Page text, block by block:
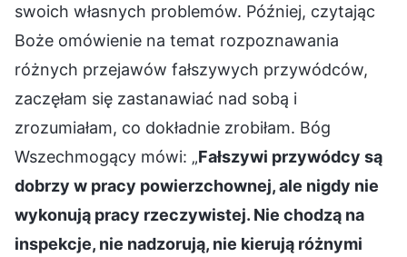
swoich własnych problemów. Później, czytając
Boże omówienie na temat rozpoznawania
różnych przejawów fałszywych przywódców,
zaczęłam się zastanawiać nad sobą i
zrozumiałam, co dokładnie zrobiłam. Bóg
Wszechmogący mówi: „Fałszywi przywódcy są
dobrzy w pracy powierzchownej, ale nigdy nie
wykonują pracy rzeczywistej. Nie chodzą na
inspekcje, nie nadzorują, nie kierują różnymi